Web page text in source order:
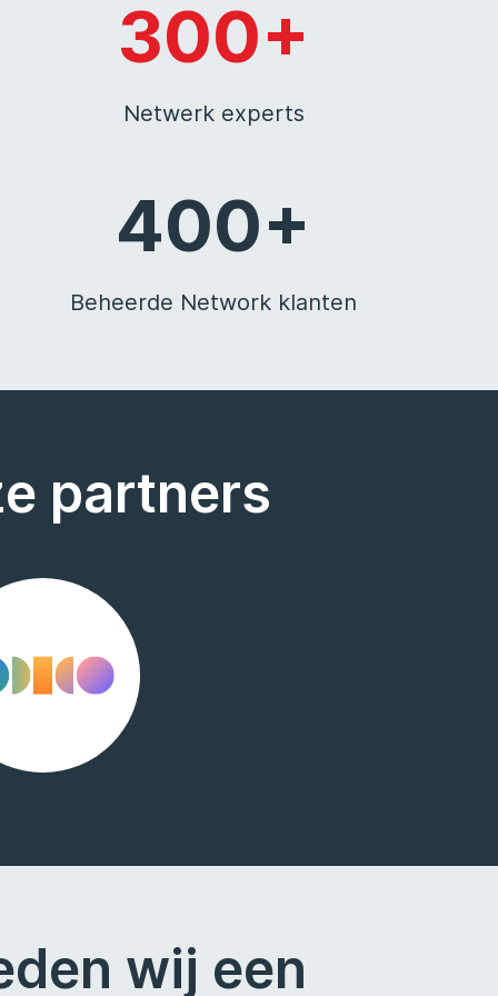
300+
Netwerk experts
400+
Beheerde Network klanten
partners
wij een